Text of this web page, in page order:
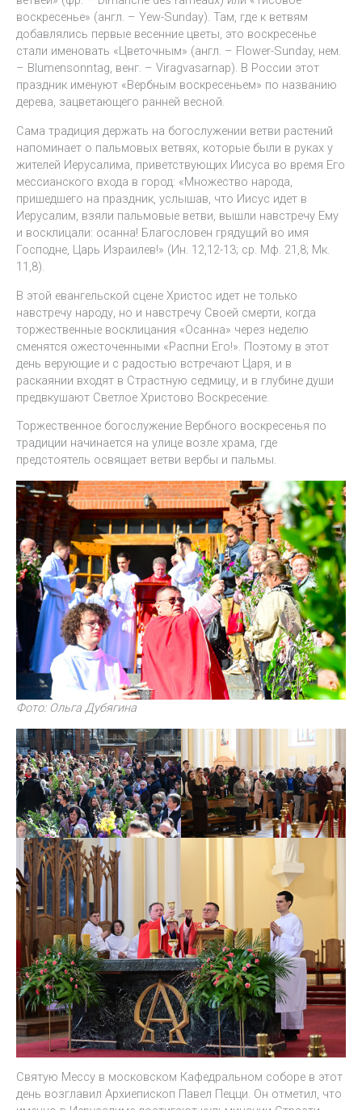
воскресенье» (англ. – Yew-Sunday). Там, где к ветвям
добавлялись первые весенние цветы, это воскресенье
стали именовать «Цветочным» (англ. – Flower-Sunday, нем.
– Blumensonntag, венг. – Viragvasarnap). В России этот
праздник именуют «Вербным воскресеньем» по названию
дерева, зацветающего ранней весной.
Сама традиция держать на богослужении ветви растений
напоминает о пальмовых ветвях, которые были в руках у
жителей Иерусалима, приветствующих Иисуса во время Его
мессианского входа в город: «Множество народа,
пришедшего на праздник, услышав, что Иисус идет в
Иерусалим, взяли пальмовые ветви, вышли навстречу Ему
и восклицали: осанна! Благословен грядущий во имя
Господне, Царь Израилев!» (Ин. 12,12-13; ср. Мф. 21,8; Мк.
11,8).
В этой евангельской сцене Христос идет не только
навстречу народу, но и навстречу Своей смерти, когда
торжественные восклицания «Осанна» через неделю
сменятся ожесточенными «Распни Его!». Поэтому в этот
день верующие и с радостью встречают Царя, и в
раскаянии входят в Страстную седмицу, и в глубине души
предвкушают Светлое Христово Воскресение.
Торжественное богослужение Вербного воскресенья по
традиции начинается на улице возле храма, где
предстоятель освящает ветви вербы и пальмы.
Фото: Ольга Дубягина
Святую Мессу в московском Кафедральном соборе в этот
день возглавил Архиепископ Павел Пецци. Он отметил, что